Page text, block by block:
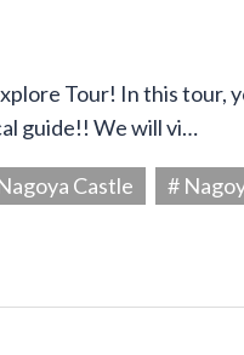
Tour! In this tour,
guide!! We will vi…
Castle
#